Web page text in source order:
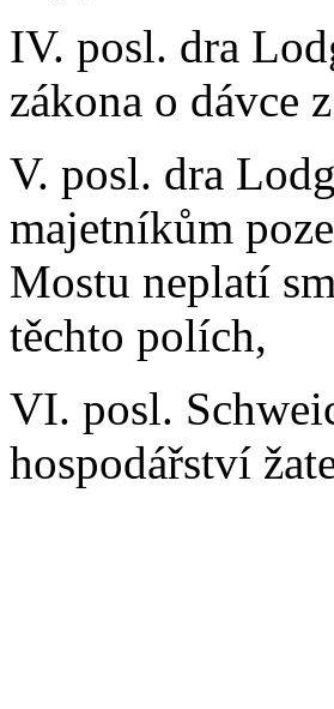
IV. posl. dra
zákona o dávce
V. posl. dra
majetníkům
Mostu neplatí
těchto polích,
VI. posl.
hospodářství